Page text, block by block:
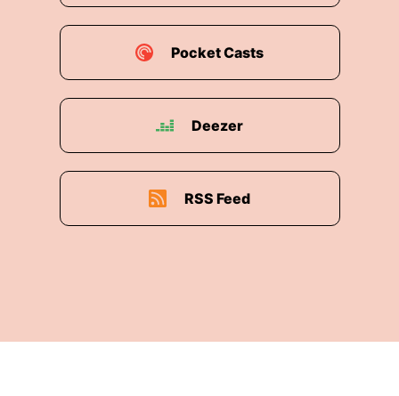
Pocket Casts
Deezer
RSS Feed